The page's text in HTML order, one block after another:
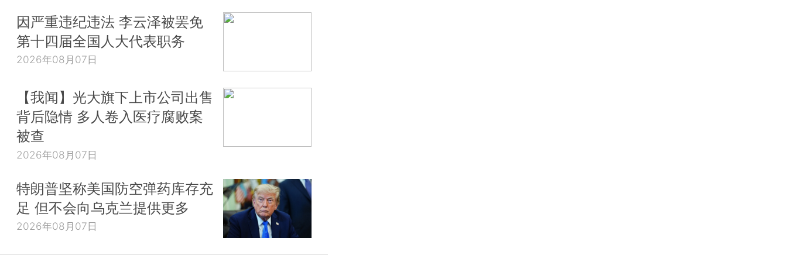
因严重违纪违法 李云泽被罢免
第十四届全国人大代表职务
2026年08月07日
【我闻】光大旗下上市公司出售
背后隐情 多人卷入医疗腐败案
被查
2026年08月07日
特朗普坚称美国防空弹药库存充
足 但不会向乌克兰提供更多
2026年08月07日